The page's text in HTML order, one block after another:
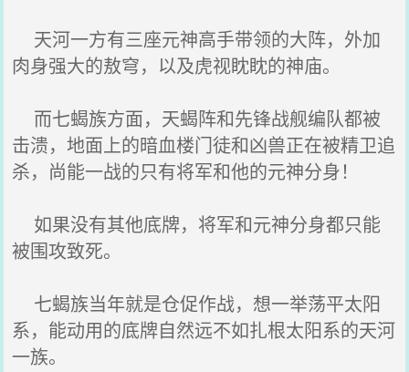
天河一方有三座元神高手带领的大阵，外加
肉身强大的敖穹，以及虎视眈眈的神庙。
而七蝎族方面，天蝎阵和先锋战舰编队都被
击溃，地面上的暗血楼门徒和凶兽正在被精卫追
杀，尚能一战的只有将军和他的元神分身！
如果没有其他底牌，将军和元神分身都只能
被围攻致死。
七蝎族当年就是仓促作战，想一举荡平太阳
系，能动用的底牌自然远不如扎根太阳系的天河
一族。